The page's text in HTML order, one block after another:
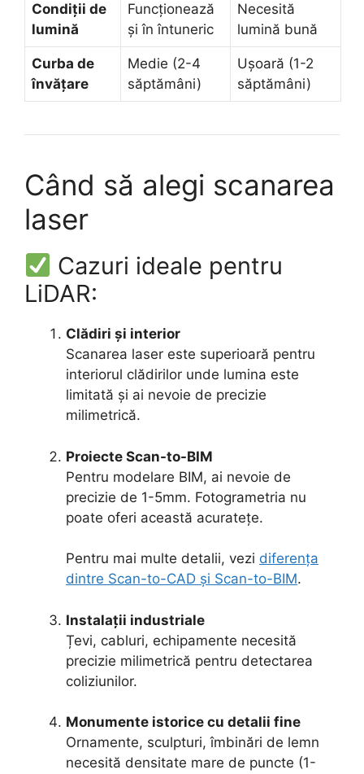
Condiții de
lumină
Funcționează
și în întuneric
Necesită
lumină bună
Curba de
învățare
Medie (2-4
săptămâni)
Ușoară (1-2
săptămâni)
Când să alegi scanarea
laser
Cazuri ideale pentru
LiDAR:
Clădiri și interior
Scanarea laser este superioară pentru
interiorul clădirilor unde lumina este
limitată și ai nevoie de precizie
milimetrică.
Proiecte Scan-to-BIM
Pentru modelare BIM, ai nevoie de
precizie de 1-5mm. Fotogrametria nu
poate oferi această acuratețe.
Pentru mai multe detalii, vezi diferența
dintre Scan-to-CAD și Scan-to-BIM.
Instalații industriale
Țevi, cabluri, echipamente necesită
precizie milimetrică pentru detectarea
coliziunilor.
Monumente istorice cu detalii fine
Ornamente, sculpturi, îmbinări de lemn
necesită densitate mare de puncte (1-